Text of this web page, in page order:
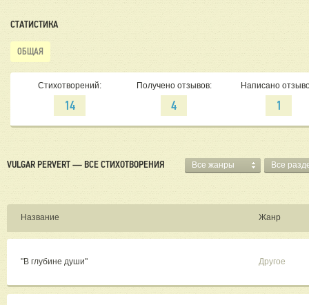
СТАТИСТИКА
ОБЩАЯ
Стихотворений:
14
Получено отзывов:
4
Написано
1
VULGAR PERVERT — ВСЕ СТИХОТВОРЕНИЯ Все жанры Все
Название Жанр
"В глубине души" Другое